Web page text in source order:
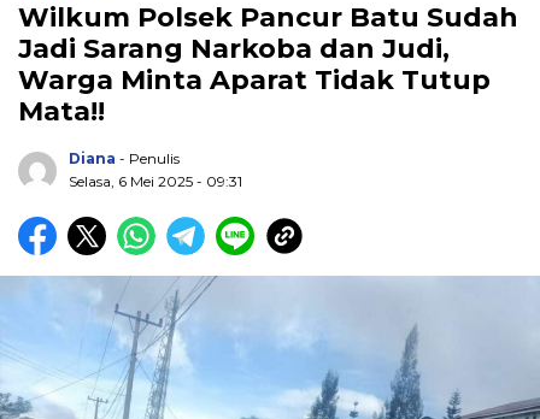
Wilkum Polsek Pancur Batu Sudah
Jadi Sarang Narkoba dan Judi,
Warga Minta Aparat Tidak Tutup
Mata!!
Diana - Penulis
Selasa, 6 Mei 2025 - 09:31